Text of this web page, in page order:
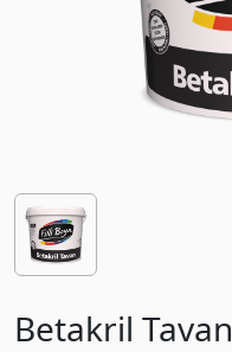
Betakril Tavan